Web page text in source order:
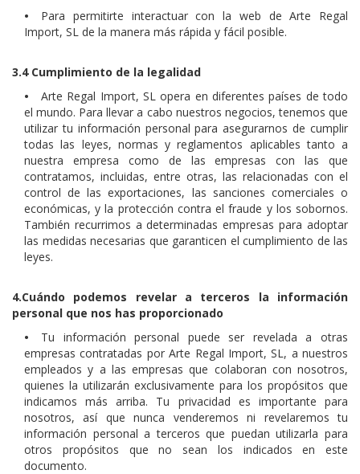
•
Para permitirte interactuar con la web de Arte Regal
Import, SL de la manera más rápida y fácil posible.
3.4 Cumplimiento de la legalidad
•
Arte Regal Import, SL opera en diferentes países de todo
el mundo. Para llevar a cabo nuestros negocios, tenemos que
utilizar tu información personal para asegurarnos de cumplir
todas las leyes, normas y reglamentos aplicables tanto a
nuestra empresa como de las empresas con las que
contratamos, incluidas, entre otras, las relacionadas con el
control de las exportaciones, las sanciones comerciales o
económicas, y la protección contra el fraude y los sobornos.
También recurrimos a determinadas empresas para adoptar
las medidas necesarias que garanticen el cumplimiento de las
leyes.
4.Cuándo podemos revelar a terceros la información
personal que nos has proporcionado
•
Tu información personal puede ser revelada a otras
empresas contratadas por Arte Regal Import, SL, a nuestros
empleados y a las empresas que colaboran con nosotros,
quienes la utilizarán exclusivamente para los propósitos que
indicamos más arriba. Tu privacidad es importante para
nosotros, así que nunca venderemos ni revelaremos tu
información personal a terceros que puedan utilizarla para
otros propósitos que no sean los indicados en este
documento.